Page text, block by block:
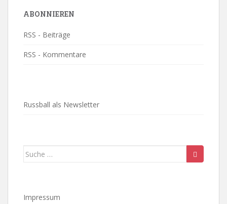
ABONNIEREN
RSS - Beiträge
RSS - Kommentare
Russball als Newsletter
Suche
Impressum